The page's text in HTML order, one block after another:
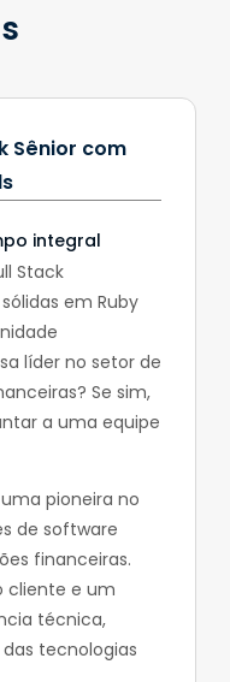
Sênior com
integral
Stack
em Ruby
líder no setor de
Se sim,
a uma equipe
pioneira no
de software
financeiras.
cliente e um
técnica,
tecnologias